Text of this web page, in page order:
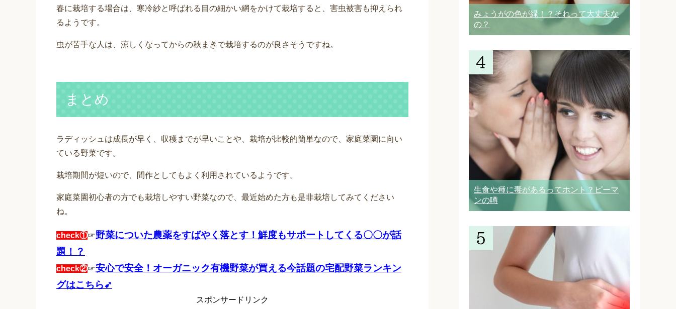
春に栽培する場合は、寒冷紗と呼ばれる目の細かい網をかけて栽培すると、害虫被害も抑えられ
るようです。
虫が苦手な人は、涼しくなってからの秋まきで栽培するのが良さそうですね。
まとめ
ラディッシュは成長が早く、収穫までが早いことや、栽培が比較的簡単なので、家庭菜園に向い
ている野菜です。
栽培期間が短いので、間作としてもよく利用されているようです。
家庭菜園初心者の方でも栽培しやすい野菜なので、最近始めた方も是非栽培してみてください
ね。
check①☞野菜についた農薬をすばやく落とす！鮮度もサポートしてくる〇〇が話
題！？
check②☞安心で安全！オーガニック有機野菜が買える今話題の宅配野菜ランキン
グはこちら➹
スポンサードリンク
みょうがの色が緑！？それって大丈夫な
の？
生食や種に毒があるってホント？ピーマ
ンの噂